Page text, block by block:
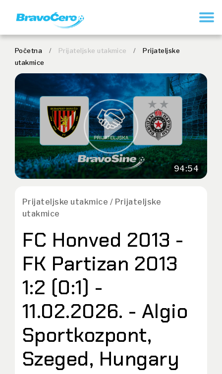
Početna / Prijateljske utakmice /
Prijateljske
utakmice
94:54
Prijateljske utakmice / Prijateljske
utakmice
FC Honved 2013 -
FK Partizan 2013
1:2 (0:1) -
11.02.2026. - Algio
Sportkozpont,
Szeged, Hungary